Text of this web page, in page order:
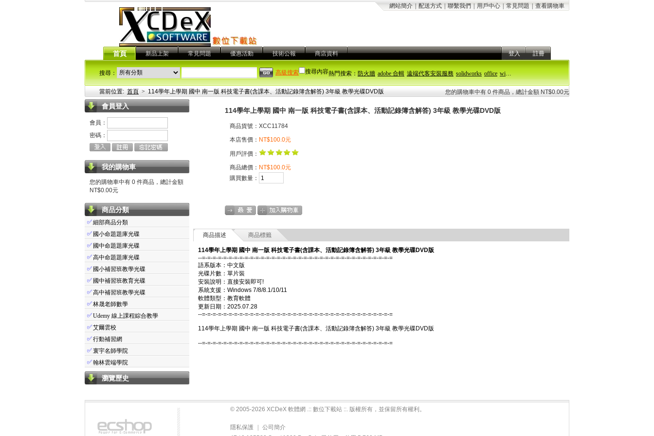
網站簡介 配送方式 聯繫我們 用戶中心 常見問題 查看購物車
首頁 新品上架 常見問題 優惠活動 技術公報 商店資料 登入 註冊
熱門搜索：防火牆 adobe 合輯 遠端代客安裝服務 solidworks office windows 11
搜尋： 搜尋內容
高級搜索
當前位置: 首頁 > 114學年上學期 國中 南一版 科技電子書(含課本、活動記錄簿含解答) 3年級 教學光碟DVD版 您的購物車中有 0 件商品，總計金額 NT$0.00元
會員登入
會員：
密碼：
我的購物車
您的購物車中有 0 件商品，總計金額
NT$0.00元
商品分類
✅細部商品分類
✅ 國小命題題庫光碟
✅ 國中命題題庫光碟
✅高中命題題庫光碟
✅ 國小補習班教學光碟
✅ 國中補習班教育光碟
✅高中補習班教學光碟
✅林晟老師數學
✅Udemy 線上課程綜合教學
✅艾爾雲校
✅行動補習網
✅寰宇名師學院
✅翰林雲端學院
瀏覽歷史
114學年上學期 國中 南一版 科技電子書(含課本、活動記錄簿含解答) 3年級 教學光碟DVD版
商品貨號：XCC11784
本店售價： NT$100.0元
用戶評價：
商品總價： NT$100.0元
購買數量：
商品描述 商品標籤
114學年上學期 國中 南一版 科技電子書(含課本、活動記錄簿含解答) 3年級 教學光碟DVD版
--=-=-=-=-=-=-=-=-=-=-=-=-=-=-=-=-=-=-=-=-=-=-=-=-=-=-=-=-=-=-=-=-=-=-=-=
語系版本：中文版
光碟片數：單片裝
安裝說明：直接安裝即可!
系統支援：Windows 7/8/8.1/10/11
軟體類型：教育軟體
更新日期：2025.07.28
--=-=-=-=-=-=-=-=-=-=-=-=-=-=-=-=-=-=-=-=-=-=-=-=-=-=-=-=-=-=-=-=-=-=-=-=
114學年上學期 國中 南一版 科技電子書(含課本、活動記錄簿含解答) 3年級 教學光碟DVD版
--=-=-=-=-=-=-=-=-=-=-=-=-=-=-=-=-=-=-=-=-=-=-=-=-=-=-=-=-=-=-=-=-=-=-=-=
© 2005-2026 XCDeX 軟體網 .:: 數位下載站 ::. 版權所有，並保留所有權利。
隱私保護
公司簡介